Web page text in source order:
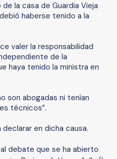
la casa de Guardia Vieja
haberse tenido a la
valer la responsabilidad
de la
haya tenido la ministra en
son abogadas ni tenían
técnicos”.
en dicha causa.
debate que se ha abierto